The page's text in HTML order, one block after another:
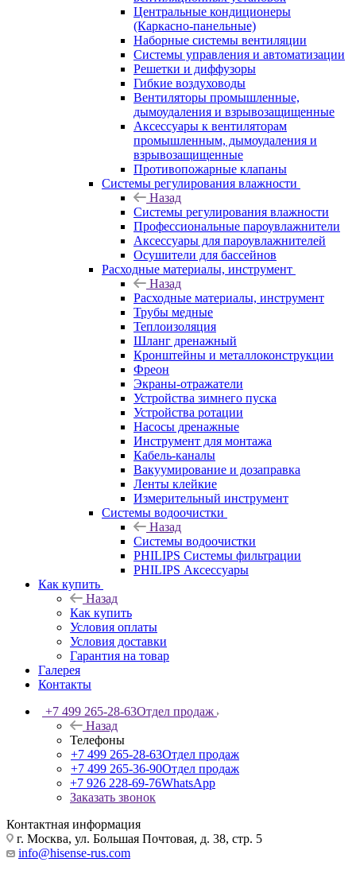
Центральные кондиционеры
(Каркасно-панельные)
Наборные системы вентиляции
Системы управления и автоматизации
Решетки и диффузоры
Гибкие воздуховоды
Вентиляторы промышленные,
дымоудаления и взрывозащищенные
Аксессуары к вентиляторам
промышленным, дымоудаления и
взрывозащищенные
Противопожарные клапаны
Системы регулирования влажности
Назад
Системы регулирования влажности
Профессиональные пароувлажнители
Аксессуары для пароувлажнителей
Осушители для бассейнов
Расходные материалы, инструмент
Назад
Расходные материалы, инструмент
Трубы медные
Теплоизоляция
Шланг дренажный
Кронштейны и металлоконструкции
Фреон
Экраны-отражатели
Устройства зимнего пуска
Устройства ротации
Насосы дренажные
Инструмент для монтажа
Кабель-каналы
Вакуумирование и дозаправка
Ленты клейкие
Измерительный инструмент
Системы водоочистки
Назад
Системы водоочистки
PHILIPS Системы фильтрации
PHILIPS Аксессуары
Как купить
Назад
Как купить
Условия оплаты
Условия доставки
Гарантия на товар
Галерея
Контакты
+7 499 265-28-63Отдел продаж
Назад
Телефоны
+7 499 265-28-63Отдел продаж
+7 499 265-36-90Отдел продаж
+7 926 228-69-76WhatsApp
Заказать звонок
Контактная информация
г. Москва, ул. Большая Почтовая, д. 38, стр. 5
info@hisense-rus.com